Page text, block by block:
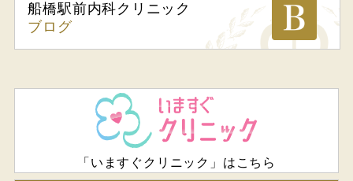
船橋駅前内科クリニック
ブログ
「いますぐクリニック」はこちら